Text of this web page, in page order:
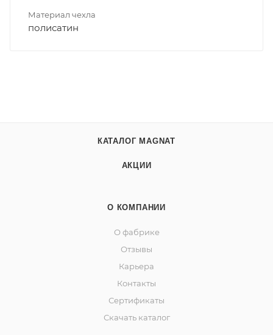
Материал чехла
полисатин
КАТАЛОГ MAGNAT
АКЦИИ
О КОМПАНИИ
О фабрике
Отзывы
Карьера
Контакты
Сертификаты
Скачать каталог